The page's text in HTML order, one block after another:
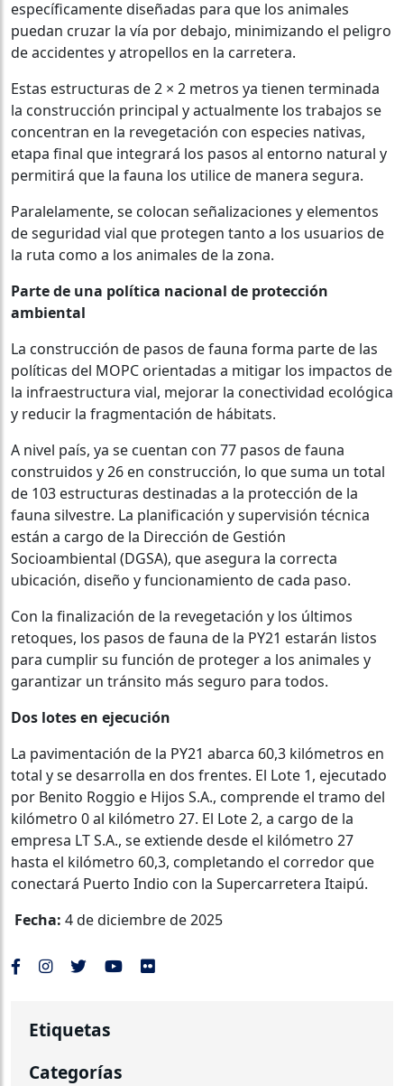
específicamente diseñadas para que los animales
puedan cruzar la vía por debajo, minimizando el peligro
de accidentes y atropellos en la carretera.
Estas estructuras de 2 × 2 metros ya tienen terminada
la construcción principal y actualmente los trabajos se
concentran en la revegetación con especies nativas,
etapa final que integrará los pasos al entorno natural y
permitirá que la fauna los utilice de manera segura.
Paralelamente, se colocan señalizaciones y elementos
de seguridad vial que protegen tanto a los usuarios de
la ruta como a los animales de la zona.
Parte de una política nacional de protección
ambiental
La construcción de pasos de fauna forma parte de las
políticas del MOPC orientadas a mitigar los impactos de
la infraestructura vial, mejorar la conectividad ecológica
y reducir la fragmentación de hábitats.
A nivel país, ya se cuentan con 77 pasos de fauna
construidos y 26 en construcción, lo que suma un total
de 103 estructuras destinadas a la protección de la
fauna silvestre. La planificación y supervisión técnica
están a cargo de la Dirección de Gestión
Socioambiental (DGSA), que asegura la correcta
ubicación, diseño y funcionamiento de cada paso.
Con la finalización de la revegetación y los últimos
retoques, los pasos de fauna de la PY21 estarán listos
para cumplir su función de proteger a los animales y
garantizar un tránsito más seguro para todos.
Dos lotes en ejecución
La pavimentación de la PY21 abarca 60,3 kilómetros en
total y se desarrolla en dos frentes. El Lote 1, ejecutado
por Benito Roggio e Hijos S.A., comprende el tramo del
kilómetro 0 al kilómetro 27. El Lote 2, a cargo de la
empresa LT S.A., se extiende desde el kilómetro 27
hasta el kilómetro 60,3, completando el corredor que
conectará Puerto Indio con la Supercarretera Itaipú.
Fecha: 4 de diciembre de 2025
Etiquetas
Categorías